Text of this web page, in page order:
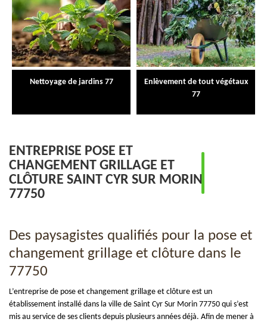
Nettoyage de jardins 77
Enlèvement de tout végétaux
77
ENTREPRISE POSE ET
CHANGEMENT GRILLAGE ET
CLÔTURE SAINT CYR SUR MORIN
77750
Des paysagistes qualifiés pour la pose et
changement grillage et clôture dans le
77750
L’entreprise de pose et changement grillage et clôture est un
établissement installé dans la ville de Saint Cyr Sur Morin 77750 qui s’est
mis au service de ses clients depuis plusieurs années déjà. Afin de mener à